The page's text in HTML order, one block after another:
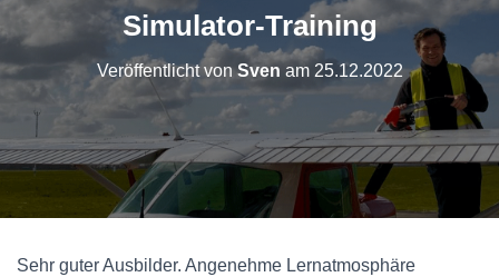
Simulator-Training
Veröffentlicht vonSven am 25.12.2022
Sehr guter Ausbilder. Angenehme Lernatmosphäre